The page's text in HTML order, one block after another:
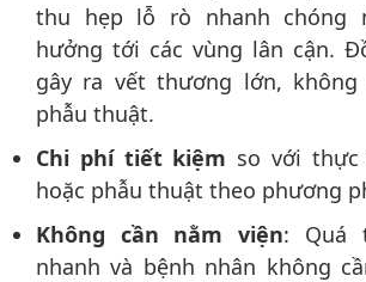
thu hẹp lỗ rò nhanh chóng
hưởng tới các vùng lân cận.
gây ra vết thương lớn,
phẫu thuật.
Chi phí tiết kiệm so với
hoặc phẫu thuật theo phương
Không cần nằm viện: Quá
nhanh và bệnh nhân không